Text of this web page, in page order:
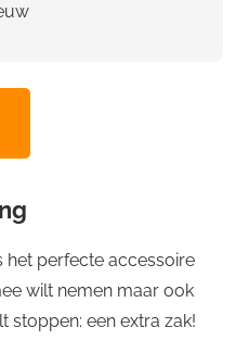
het perfecte accessoire
wilt nemen maar ook
stoppen: een extra zak!